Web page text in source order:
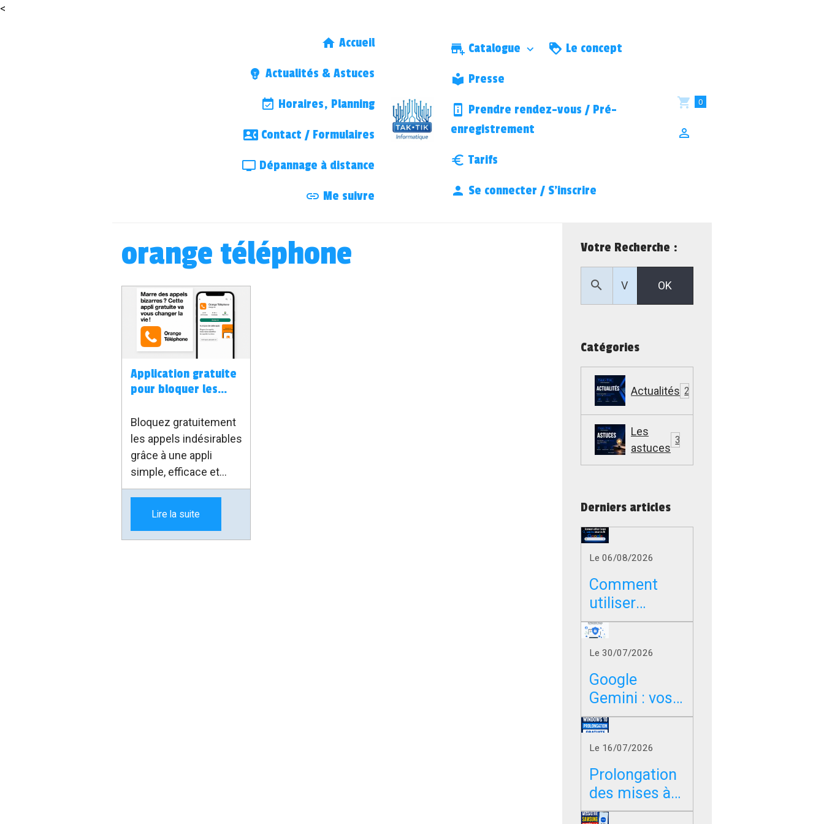
<
Accueil
Actualités & Astuces
Horaires, Planning
Contact / Formulaires
Dépannage à distance
Me suivre
Catalogue Le concept
Presse
Prendre rendez-vous / Pré-
enregistrement
Tarifs
Se connecter / S’inscrire
0
orange téléphone
Application gratuite
pour bloquer les
Bloquez gratuitement
les appels indésirables
grâce à une appli
simple, efficace et
accessible à tous, quel
opérateur.
Lire la suite
Votre Recherche :
OK
Catégories
Actualités 22
Les
astuces
307
Derniers articles
Le 06/08/2026
Comment
utiliser
Google sans
les résumés
IA dans
Chrome, Edge
et Firefox ?
Le 30/07/2026
Google
Gemini : vos
photos,
vidéos et
messages
peuvent-ils
servir à
entraîner l’IA
Le 16/07/2026
Prolongation
des mises à
jour de